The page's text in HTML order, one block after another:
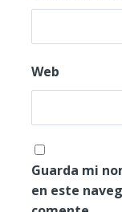
Web
Guarda mi
en este